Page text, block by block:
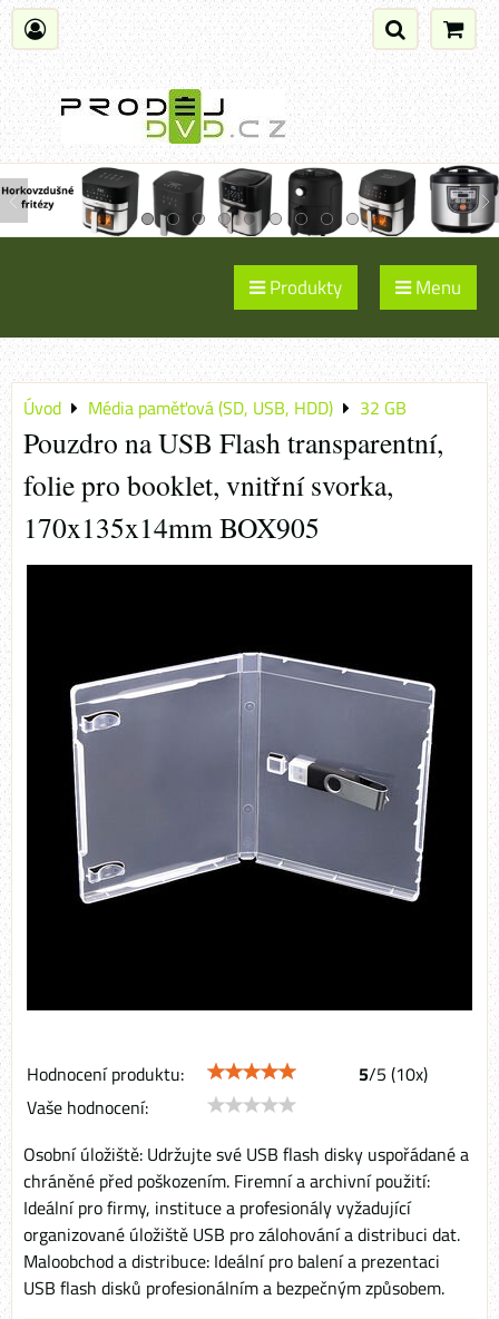
Produkty Menu
Úvod Média paměťová (SD, USB, HDD) 32 GB
Pouzdro na USB Flash transparentní,
folie pro booklet, vnitřní svorka,
170x135x14mm BOX905
Hodnocení produktu: 5/5 (10x)
Vaše hodnocení:
Osobní úložiště: Udržujte své USB flash disky uspořádané a
chráněné před poškozením. Firemní a archivní použití:
Ideální pro firmy, instituce a profesionály vyžadující
organizované úložiště USB pro zálohování a distribuci dat.
Maloobchod a distribuce: Ideální pro balení a prezentaci
USB flash disků profesionálním a bezpečným způsobem.